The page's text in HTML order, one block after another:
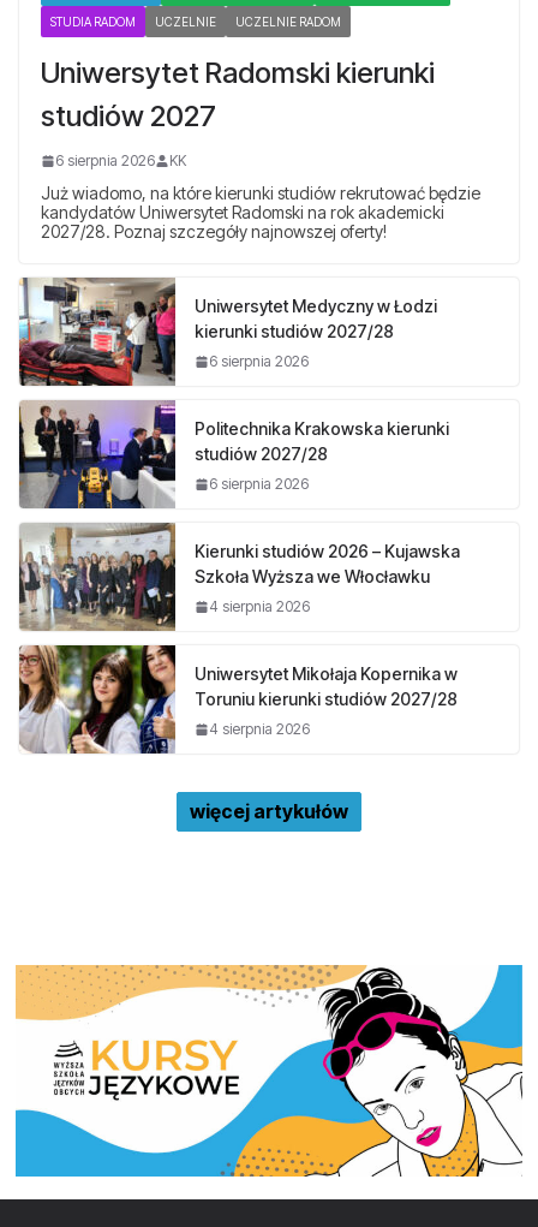
STUDIA RADOM UCZELNIE UCZELNIE RADOM
Uniwersytet Radomski kierunki
studiów 2027
6 sierpnia 2026 KK
Już wiadomo, na które kierunki studiów rekrutować będzie
kandydatów Uniwersytet Radomski na rok akademicki
2027/28. Poznaj szczegóły najnowszej oferty!
Uniwersytet Medyczny w Łodzi
kierunki studiów 2027/28
6 sierpnia 2026
Politechnika Krakowska kierunki
studiów 2027/28
6 sierpnia 2026
Kierunki studiów 2026 – Kujawska
Szkoła Wyższa we Włocławku
4 sierpnia 2026
Uniwersytet Mikołaja Kopernika w
Toruniu kierunki studiów 2027/28
4 sierpnia 2026
więcej artykułów